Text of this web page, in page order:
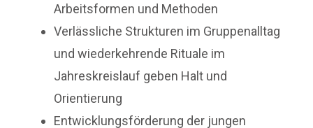
Arbeitsformen und Methoden
Verlässliche Strukturen im Gruppenalltag
und wiederkehrende Rituale im
Jahreskreislauf geben Halt und
Orientierung
Entwicklungsförderung der jungen